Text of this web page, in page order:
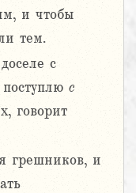
и чтобы
тем.
с
с
говорит
грешников, и